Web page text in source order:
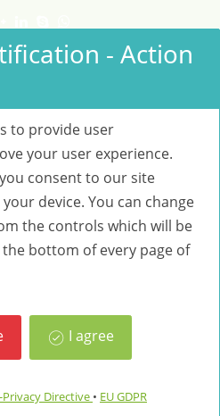
info@itconline.it
& Cookies
- Action
to provide user
your user experience.
consent to our site
device. You can change
the controls which will be
bottom of every page of
I agree
Privacy Directive EU GDPR